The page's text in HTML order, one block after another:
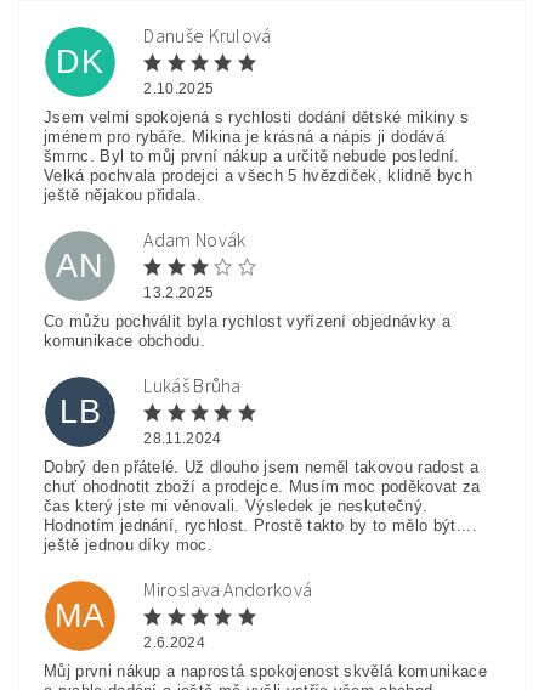
DK
Danuše Krulová
2.10.2025
Jsem velmi spokojená s rychlosti dodání dětské mikiny s
jménem pro rybáře. Mikina je krásná a nápis ji dodává
šmrnc. Byl to můj první nákup a určitě nebude poslední.
Velká pochvala prodejci a všech 5 hvězdiček, klidně bych
ještě nějakou přidala.
AN
Adam Novák
13.2.2025
Co můžu pochválit byla rychlost vyřízení objednávky a
komunikace obchodu.
LB
Lukáš Brůha
28.11.2024
Dobrý den přátelé. Už dlouho jsem neměl takovou radost a
chuť ohodnotit zboží a prodejce. Musím moc poděkovat za
čas který jste mi věnovali. Výsledek je neskutečný.
Hodnotím jednání, rychlost. Prostě takto by to mělo být....
ještě jednou díky moc.
MA
Miroslava Andorková
2.6.2024
Můj prvni nákup a naprostá spokojenost skvělá komunikace